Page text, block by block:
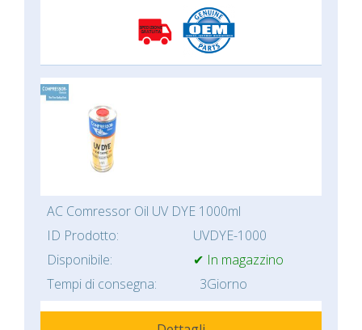
AC Comressor Oil UV DYE 1000ml
ID Prodotto:
UVDYE-1000
Disponibile:
✔ In magazzino
Tempi di consegna:
3Giorno